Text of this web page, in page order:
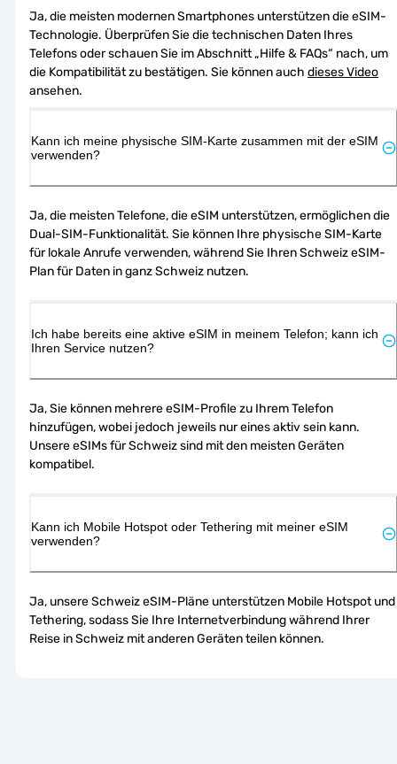
Ja, die meisten modernen Smartphones unterstützen die eSIM-
Technologie. Überprüfen Sie die technischen Daten Ihres
Telefons oder schauen Sie im Abschnitt „Hilfe & FAQs“ nach, um
die Kompatibilität zu bestätigen. Sie können auch dieses Video
ansehen.
Kann ich meine physische SIM-Karte zusammen mit der eSIM
verwenden?
Ja, die meisten Telefone, die eSIM unterstützen, ermöglichen die
Dual-SIM-Funktionalität. Sie können Ihre physische SIM-Karte
für lokale Anrufe verwenden, während Sie Ihren Schweiz eSIM-
Plan für Daten in ganz Schweiz nutzen.
Ich habe bereits eine aktive eSIM in meinem Telefon; kann ich
Ihren Service nutzen?
Ja, Sie können mehrere eSIM-Profile zu Ihrem Telefon
hinzufügen, wobei jedoch jeweils nur eines aktiv sein kann.
Unsere eSIMs für Schweiz sind mit den meisten Geräten
kompatibel.
Kann ich Mobile Hotspot oder Tethering mit meiner eSIM
verwenden?
Ja, unsere Schweiz eSIM-Pläne unterstützen Mobile Hotspot und
Tethering, sodass Sie Ihre Internetverbindung während Ihrer
Reise in Schweiz mit anderen Geräten teilen können.